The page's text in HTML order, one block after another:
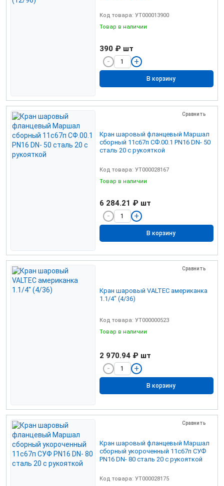
Код товара: УТ000013900
Товар в наличии
390 ₽ шт
В корзину
Сравнить
Кран шаровый фланцевый Маршал
сборный 11с67п СФ.00.1 PN16 DN- 50
сталь 20 с рукояткой
Код товара: УТ000028167
Товар в наличии
6 284.21 ₽ шт
В корзину
Сравнить
Кран шаровый VALTEC американка
1.1/4" (4/36)
Код товара: УТ000000523
Товар в наличии
2 970.94 ₽ шт
В корзину
Сравнить
Кран шаровый фланцевый Маршал
сборный укороченный 11с67п СУФ
PN16 DN- 80 сталь 20 с рукояткой
Код товара: УТ000028175